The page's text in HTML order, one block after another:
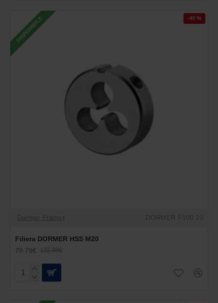
DISPONIBILE -40 %
Dormer Pramet DORMER F100 20
Filiera DORMER HSS M20
79.79€ 132.98€